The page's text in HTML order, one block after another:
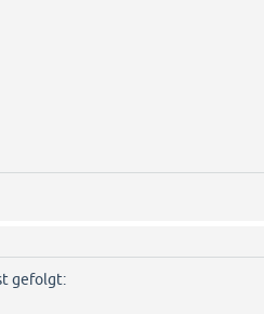
gefolgt: